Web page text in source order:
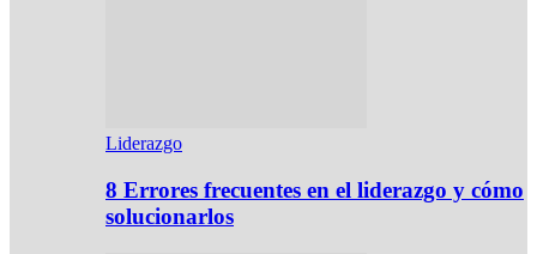
Liderazgo
8 Errores frecuentes en el liderazgo y cómo
solucionarlos